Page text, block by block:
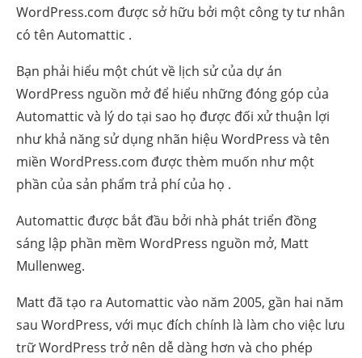
WordPress.com được sở hữu bởi một công ty tư nhân
có tên Automattic .
Bạn phải hiểu một chút về lịch sử của dự án
WordPress nguồn mở để hiểu những đóng góp của
Automattic và lý do tại sao họ được đối xử thuận lợi
như khả năng sử dụng nhãn hiệu WordPress và tên
miền WordPress.com được thèm muốn như một
phần của sản phẩm trả phí của họ .
Automattic được bắt đầu bởi nhà phát triển đồng
sáng lập phần mềm WordPress nguồn mở, Matt
Mullenweg.
Matt đã tạo ra Automattic vào năm 2005, gần hai năm
sau WordPress, với mục đích chính là làm cho việc lưu
trữ WordPress trở nên dễ dàng hơn và cho phép